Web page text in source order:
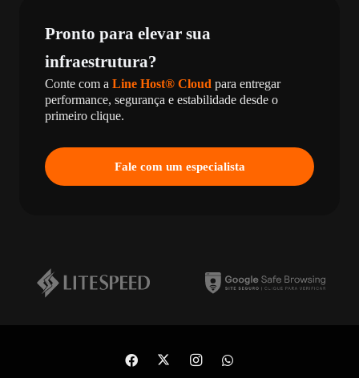
Pronto para elevar sua
infraestrutura?
Conte com a Line Host® Cloud para entregar
performance, segurança e estabilidade desde o
primeiro clique.
Fale com um especialista